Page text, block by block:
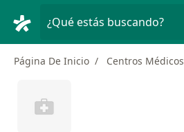
¿Qué estás buscando?
Página De Inicio Centros Médicos